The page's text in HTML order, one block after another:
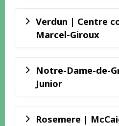
Verdun | Centre
Marcel-Giroux
Notre-Dame-de-
Junior
Rosemere |